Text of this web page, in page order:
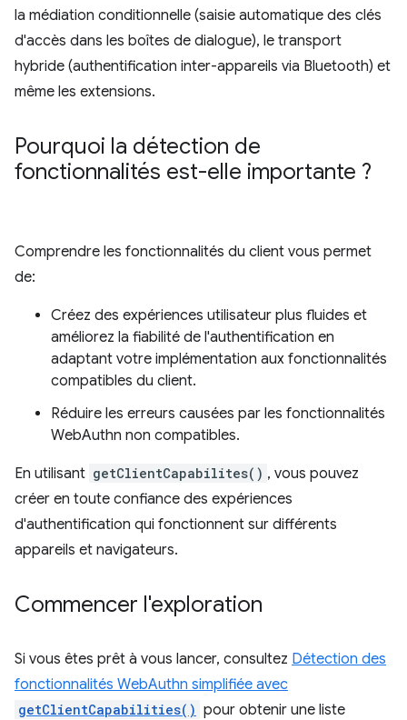
la médiation conditionnelle (saisie automatique des clés
d'accès dans les boîtes de dialogue), le transport
hybride (authentification inter-appareils via Bluetooth) et
même les extensions.
Pourquoi la détection de
fonctionnalités est-elle importante ?
Comprendre les fonctionnalités du client vous permet
de:
Créez des expériences utilisateur plus fluides et
améliorez la fiabilité de l'authentification en
adaptant votre implémentation aux fonctionnalités
compatibles du client.
Réduire les erreurs causées par les fonctionnalités
WebAuthn non compatibles.
En utilisant getClientCapabilites() , vous pouvez
créer en toute confiance des expériences
d'authentification qui fonctionnent sur différents
appareils et navigateurs.
Commencer l'exploration
Si vous êtes prêt à vous lancer, consultez Détection des
fonctionnalités WebAuthn simplifiée avec
getClientCapabilities() pour obtenir une liste